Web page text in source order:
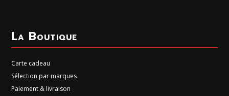
La Boutique
Carte cadeau
Sélection par marques
Paiement & livraison